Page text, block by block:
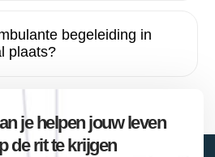
begeleiding in
plaats?
je helpen jouw leven
de rit te krijgen